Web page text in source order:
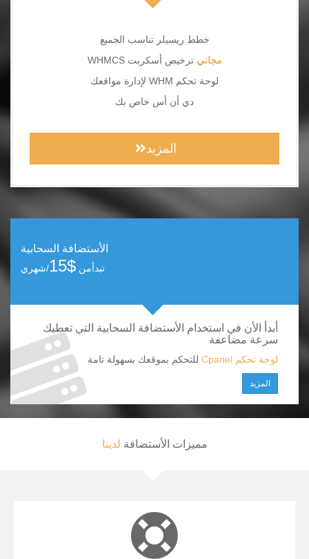
خطط ريسيلر تناسب الجميع
مجاني ترخيص أسكربت WHMCS
لوحة تحكم WHM لإدارة مواقعك
دي أن أس خاص بك
المزيد
الأستضافة السحابية
تبدأمن $15 /شهري
أبدأ الأن في استخدام الأستضافة السحابية التي تعطيك
سرعة مضاعفة
لوحة تحكم Cpanel للتحكم بموقعك بسهولة تامة
المزيد
مميزات الأستضافة لدينا